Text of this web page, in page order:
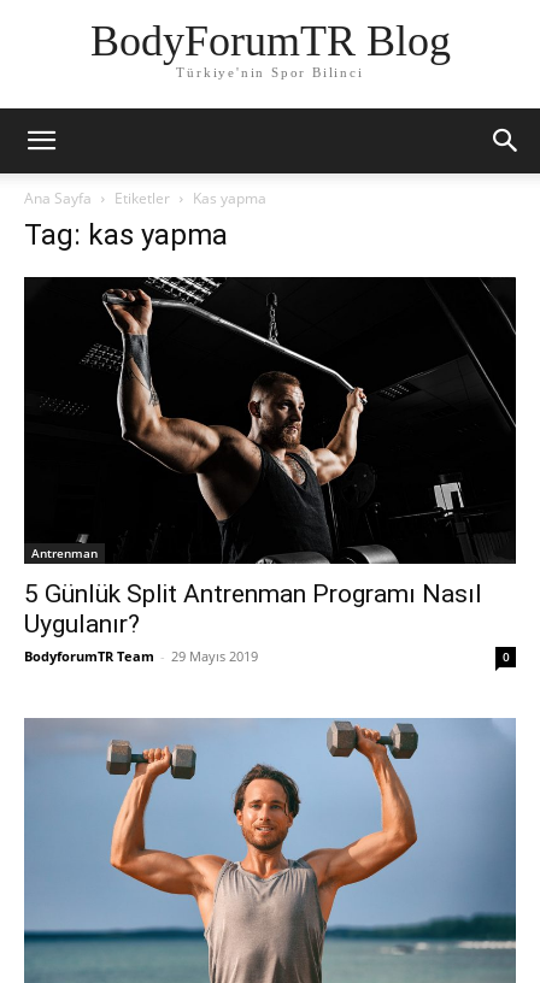
BodyForumTR Blog
Türkiye'nin Spor Bilinci
Ana Sayfa Etiketler Kas yapma
Tag: kas yapma
Antrenman
5 Günlük Split Antrenman Programı Nasıl
Uygulanır?
BodyforumTR Team - 29 Mayıs 2019 0